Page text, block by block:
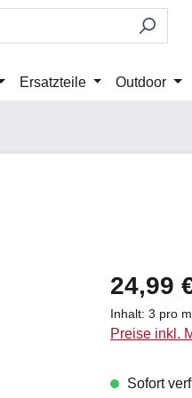
Ersatzteile Outdoor
Regulärer
24,99
Inhalt: 3 pro
Preise inkl.
Sofort